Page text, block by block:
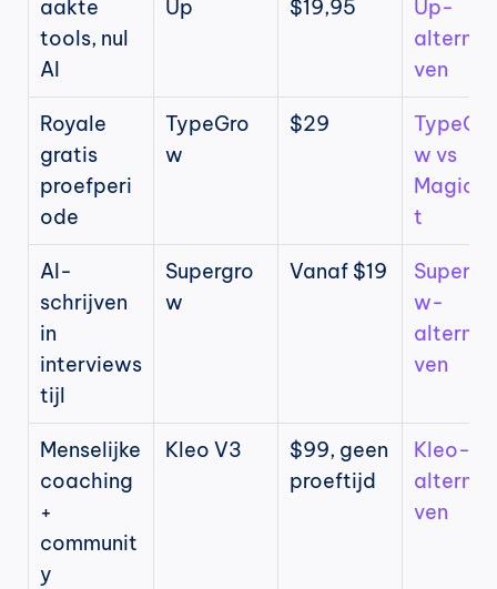
aakte
tools, nul
AI
Up
$19,95
Up-
ven
Royale
gratis
proefperi
ode
TypeGro
w
$29
TypeGro
w vs
t
AI-
schrijven
in
interviews
tijl
Supergro
w
Vanaf $19
w-
ven
Menselijke
coaching
+
communit
y
Kleo V3
$99, geen
proeftijd
Kleo-
ven